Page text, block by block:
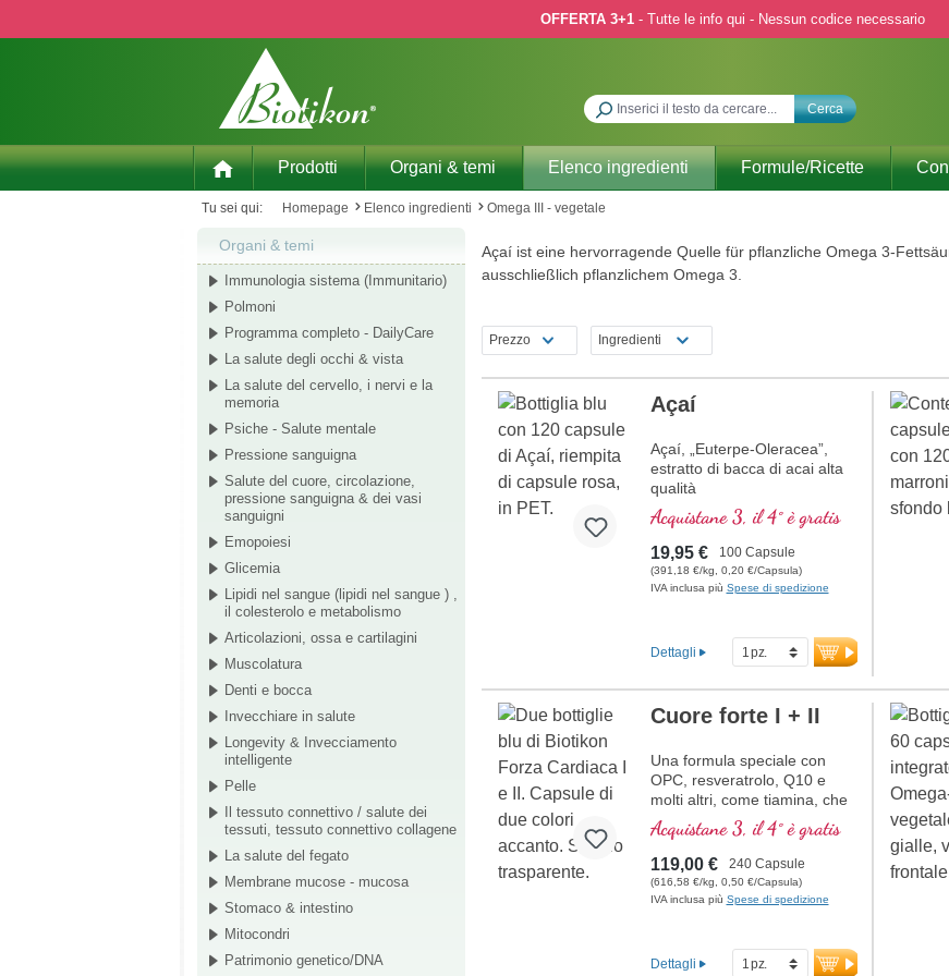
OFFERTA 3+1- Tutte le info qui - Nessun codice necessario
Cerca
Prodotti Organi & temi Elenco ingredienti Formule/Ricette
Tu sei qui: Homepage Elenco ingredienti Omega III - vegetale
Organi & temi
Immunologia sistema (Immunitario)
Polmoni
Programma completo - DailyCare
La salute degli occhi & vista
La salute del cervello, i nervi e la
memoria
Psiche - Salute mentale
Pressione sanguigna
Salute del cuore, circolazione,
pressione sanguigna & dei vasi
sanguigni
Emopoiesi
Glicemia
Lipidi nel sangue (lipidi nel sangue ) ,
il colesterolo e metabolismo
Articolazioni, ossa e cartilagini
Muscolatura
Denti e bocca
Invecchiare in salute
Longevity & Invecciamento
intelligente
Pelle
Il tessuto connettivo / salute dei
tessuti, tessuto connettivo collagene
La salute del fegato
Membrane mucose - mucosa
Stomaco & intestino
Mitocondri
Patrimonio genetico/DNA
Açaí ist eine hervorragende Quelle für pflanzliche Omega 3-
ausschließlich pflanzlichem Omega 3.
Prezzo Ingredienti
Açaí
Açaí, „Euterpe-Oleracea”,
estratto di bacca di acai alta
qualità
Acquistane 3, il 4° è gratis
19,95 € 100 Capsule
(391,18 €/kg, 0,20 €/Capsula)
IVA inclusa più Spese di spedizione
Dettagli
Cuore forte I + II
Una formula speciale con
OPC, resveratrolo, Q10 e
molti altri, come tiamina, che
contribuisce alla normale
funzione cardiaca. (Formula 1
e Formula 2)
Acquistane 3, il 4° è gratis
119,00 € 240 Capsule
(616,58 €/kg, 0,50 €/Capsula)
IVA inclusa più Spese di spedizione
Dettagli